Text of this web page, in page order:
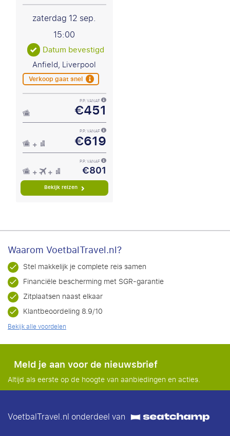
zaterdag 12 sep.
15:00
Datum bevestigd
Anfield, Liverpool
Verkoop gaat snel
P.P. VANAF
€451
P.P. VANAF
€619
P.P. VANAF
€801
Bekijk reizen
Waarom VoetbalTravel.nl?
Stel makkelijk je complete reis samen
Financiële bescherming met SGR-garantie
Zitplaatsen naast elkaar
Klantbeoordeling 8.9/10
Bekijk alle voordelen
Meld je aan voor de nieuwsbrief
Altijd als eerste op de hoogte van aanbiedingen en acties.
VoetbalTravel.nl onderdeel van